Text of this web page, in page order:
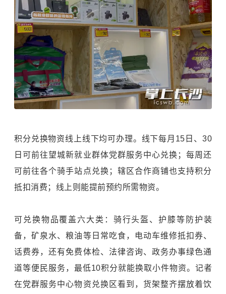
积分兑换物资线上线下均可办理。线下每月15日、30
日可前往望城新就业群体党群服务中心兑换；每周还
可前往各个骑手站点兑换；辖区合作商铺也支持积分
抵扣消费；线上则能提前预约所需物资。
可兑换物品覆盖六大类：骑行头盔、护膝等防护装
备，矿泉水、粮油等日常吃食，电动车维修抵扣券、
话费券，还有免费体检、法律咨询、政务办事绿色通
道等便民服务，最低10积分就能换取小件物资。记者
在党群服务中心物资兑换区看到，货架整齐摆放着饮